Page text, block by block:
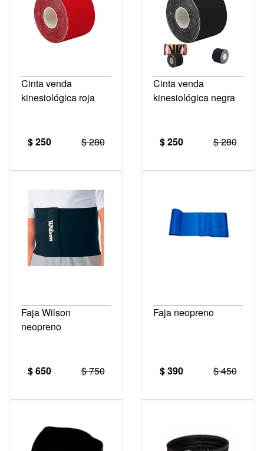
Cinta venda
kinesiológica roja
$ 250 $ 280
Cinta venda
kinesiológica negra
$ 250 $ 280
Faja Wilson
neopreno
$ 650 $ 750
Faja neopreno
$ 390 $ 450